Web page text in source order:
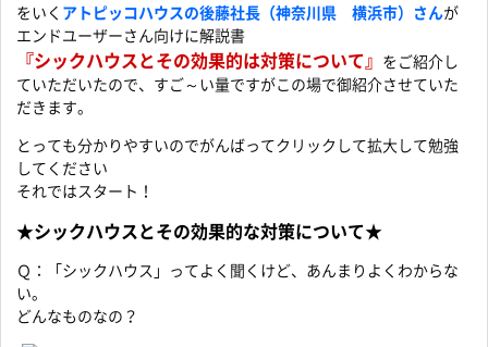
をいく アトピッコハウスの後藤社長（神奈川県 横浜市）さんが
エンドユーザーさん向けに解説書
『シックハウスとその効果的は対策について』
をご紹介し
ていただいたので、すご～い量ですがこの場で御紹介させていた
だきます。
とっても分かりやすいのでがんばってクリックして拡大して勉強
してください
それではスタート！
★シックハウスとその効果的な対策について★
Ｑ：「シックハウス」ってよく聞くけど、あんまりよくわからな
い。
どんなものなの？